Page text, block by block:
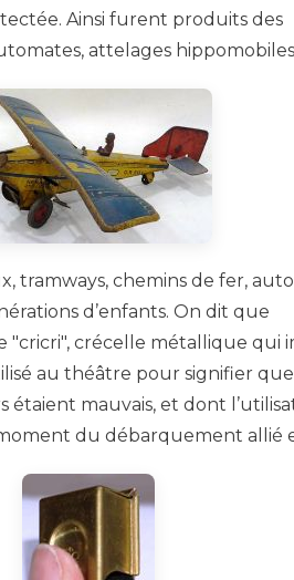
Ainsi furent produits des
attelages
tramways, chemins de fer,
d’enfants. On dit que
"cricri", crécelle métallique qui
au théâtre pour signifier
étaient mauvais, et dont
du débarquement allié